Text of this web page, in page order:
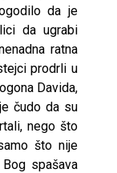
da je
da ugrabi
ratna
prodrli u
Davida,
čudo da su
nego što
što nije
spašava